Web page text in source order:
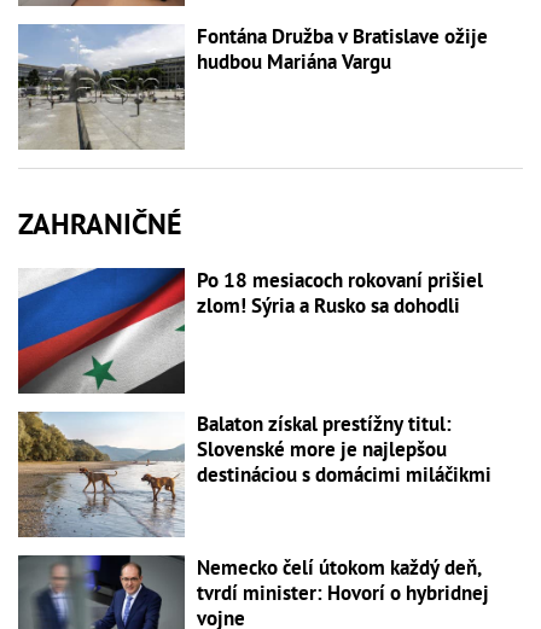
Fontána Družba v Bratislave ožije
hudbou Mariána Vargu
ZAHRANIČNÉ
Po 18 mesiacoch rokovaní prišiel
zlom! Sýria a Rusko sa dohodli
Balaton získal prestížny titul:
Slovenské more je najlepšou
destináciou s domácimi miláčikmi
Nemecko čelí útokom každý deň,
tvrdí minister: Hovorí o hybridnej
vojne